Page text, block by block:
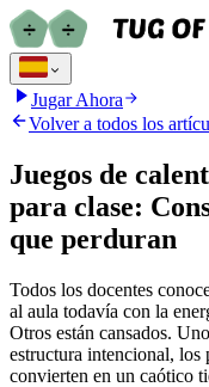
Jugar Ahora
Volver a todos los
Juegos de
para clase:
que perduran
Todos los docentes
al aula todavía con la
Otros están cansados.
estructura intencional, los
convierten en un caótico